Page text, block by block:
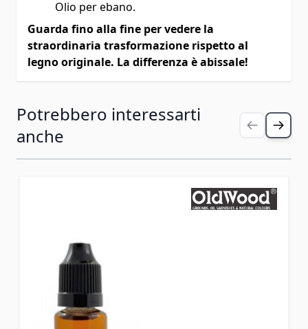
Olio per ebano.
Guarda fino alla fine per vedere la
straordinaria trasformazione rispetto al
legno originale. La differenza è abissale!
Premi per saltare il carosello
Potrebbero interessarti
anche